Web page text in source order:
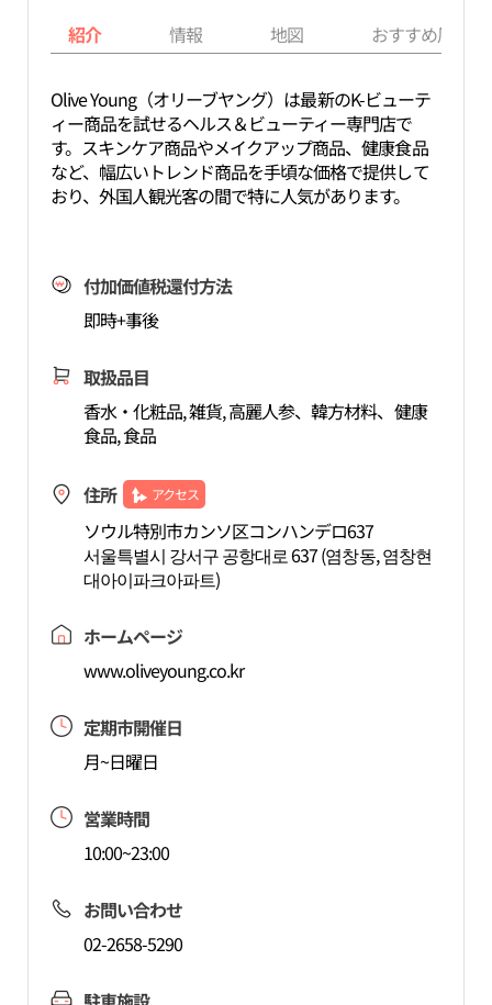
紹介 情報 地図 おすすめ周辺
Olive Young（オリーブヤング）は最新のK-ビューテ
ィー商品を試せるヘルス＆ビューティー専門店で
す。スキンケア商品やメイクアップ商品、健康食品
など、幅広いトレンド商品を手頃な価格で提供して
おり、外国人観光客の間で特に人気があります。
付加価値税還付方法
即時+事後
取扱品目
香水・化粧品, 雑貨, 高麗人参、韓方材料、健康
食品, 食品
住所 アクセス
ソウル特別市カンソ区コンハンデロ637
서울특별시 강서구 공항대로 637 (염창동, 염창현
대아이파크아파트)
ホームページ
www.oliveyoung.co.kr
定期市開催日
月~日曜日
営業時間
10:00~23:00
お問い合わせ
02-2658-5290